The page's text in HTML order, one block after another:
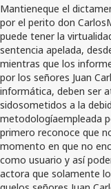
Mantieneque el
por el perito don
puede tener la
sentencia apelada,
mientras que los
por los señores Juan
informática, deben ser
sidosometidos a la
metodologíaempleada
primero reconoce que
momento en que no
como usuario y así
actora que solamente